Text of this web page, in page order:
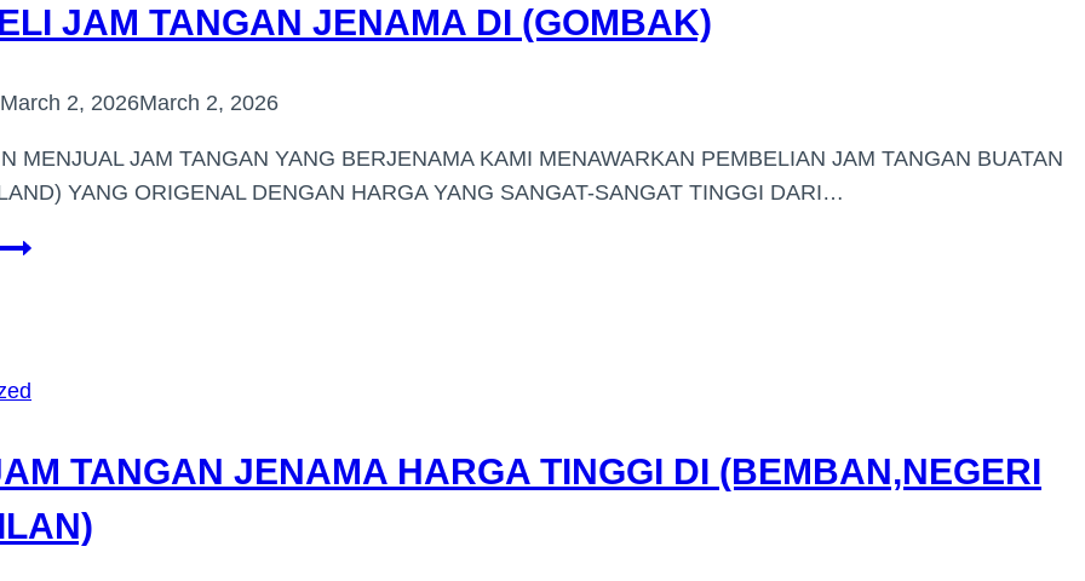
JAM TANGAN JENAMA DI (GOMBAK)
March 2, 2026March 2, 2026
MENJUAL JAM TANGAN YANG BERJENAMA KAMI MENAWARKAN PEMBELIAN JAM TANGAN BUATAN
YANG ORIGENAL DENGAN HARGA YANG SANGAT-SANGAT TINGGI DARI…
TANGAN JENAMA HARGA TINGGI DI (BEMBAN,NEGERI